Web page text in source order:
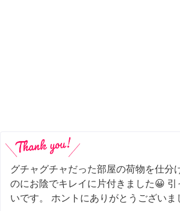
グチャグチャだった部屋の荷物を仕分
のにお陰でキレイに片付きました😀
いです。 ホントにありがとうございま